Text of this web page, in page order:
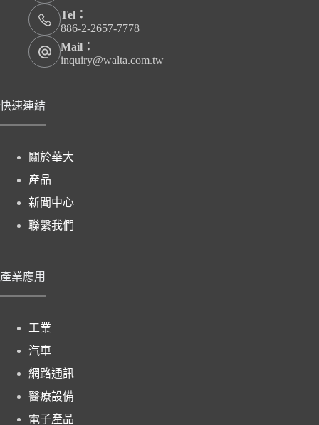
Tel：
886-2-2657-7778
Mail：
inquiry@walta.com.tw
快速連結
關於華大
產品
新聞中心
聯繫我們
產業應用
工業
汽車
網路通訊
醫療設備
電子產品